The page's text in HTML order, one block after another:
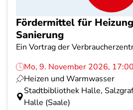
Fördermittel für
Sanierung
Ein Vortrag der
Mo, 9. November 2026,
Heizen und Warmwasser
Stadtbibliothek Halle,
Halle (Saale)